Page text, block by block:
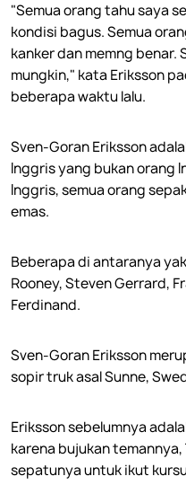
"Semua orang tahu saya
kondisi bagus. Semua
kanker dan memng benar.
mungkin," kata Eriksson
beberapa waktu lalu.
Sven-Goran Eriksson
Inggris yang bukan orang
Inggris, semua orang
emas.
Beberapa di antaranya
Rooney, Steven Gerrard,
Ferdinand.
Sven-Goran Eriksson
sopir truk asal Sunne,
Eriksson sebelumnya
karena bujukan temannya,
sepatunya untuk ikut